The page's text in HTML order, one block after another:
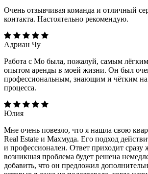
Очень отзывчивая команда и отличный
контакта. Настоятельно рекомендую.
Адриан Чу
Работа с Мо была, пожалуй, самым
опытом аренды в моей жизни. Он был
профессиональным, знающим и чётким на
процесса.
Юлия
Мне очень повезло, что я нашла свою
Real Estate и Махмуда. Его подход
и профессионален. Ответ приходит сразу
возникшая проблема будет решена
добавить, что он предложил